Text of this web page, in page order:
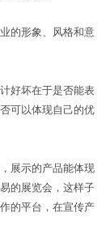
的形象、风格和意
好坏在于是否能表
可以体现自己的优
展示的产品能体现
的展览会，这样子
的平台，在宣传产